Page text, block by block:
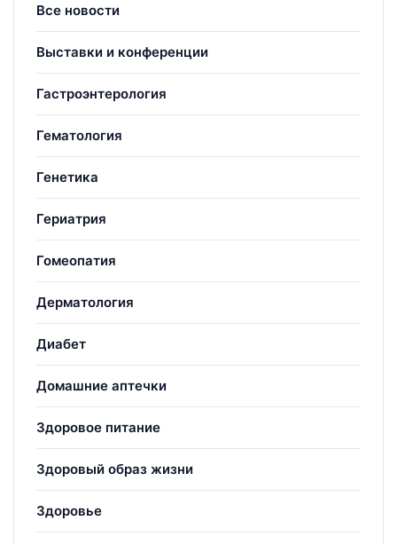
Все новости
Выставки и конференции
Гастроэнтерология
Гематология
Генетика
Гериатрия
Гомеопатия
Дерматология
Диабет
Домашние аптечки
Здоровое питание
Здоровый образ жизни
Здоровье